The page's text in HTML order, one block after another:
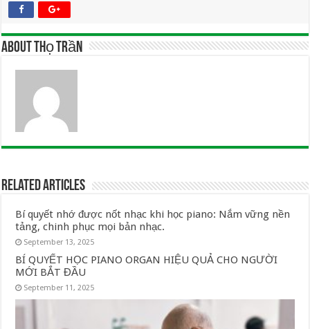
About Thọ Trần
Related Articles
Bí quyết nhớ được nốt nhạc khi học piano: Nắm vững nền
tảng, chinh phục mọi bản nhạc.
September 13, 2025
BÍ QUYẾT HỌC PIANO ORGAN HIỆU QUẢ CHO NGƯỜI
MỚI BẮT ĐẦU
September 11, 2025